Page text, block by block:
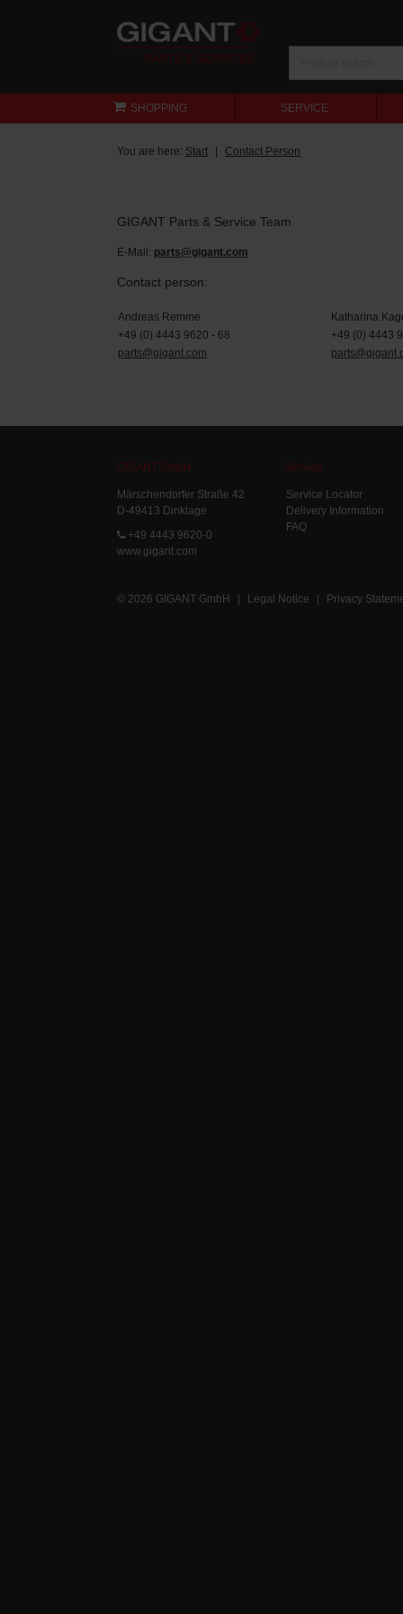
SHOPPING SERVICE
You are here: Start Contact Person
GIGANT Parts & Service Team
E-Mail: parts@gigant.com
Contact person:
Andreas Remme
Katharina
+49 (0) 4443 9620 - 68
+49 (0) 4443
parts@gigant.com
GIGANT GmbH
Märschendorfer Straße 42
D-49413 Dinklage
+49 4443 9620-0
www.gigant.com
Service
Service Locator
Delivery Information
FAQ
© 2026 GIGANT GmbH | Legal Notice | Privacy